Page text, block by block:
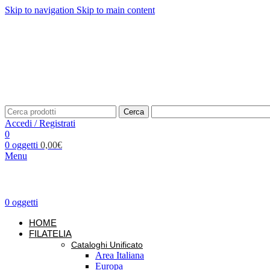
Skip to navigation Skip to main content
Cerca
Accedi / Registrati
0
0 oggetti 0,00€
Menu
0 oggetti
HOME
FILATELIA
Cataloghi Unificato
Area Italiana
Europa